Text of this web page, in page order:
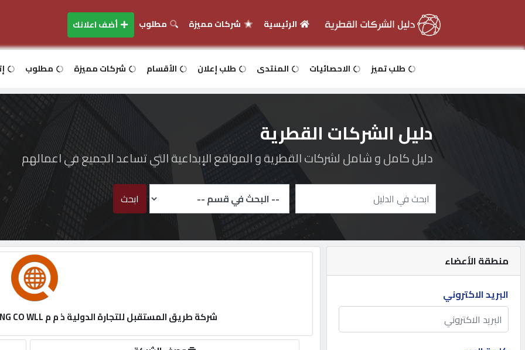
دخول
اعلانك
مطلوب
طلب
الرئيسية شركات مميزة مطلوب أضف اعلانك
طلب تميز الاحصائيات المنتدى طلب إعلان الأقسام شركات مميزة مطلوب
دليل الشركات القطرية
دليل كامل و شامل لشركات القطرية و المواقع الإبداعية التي تساعد الجميع في اعمالهم
ابحث
منطقة الأعضاء
البريد الاكتروني
شركة طريق المستقبل للتجارة الدولية ذ م م FUTURE WAY INTERNATIONAL TRADING CO WLL